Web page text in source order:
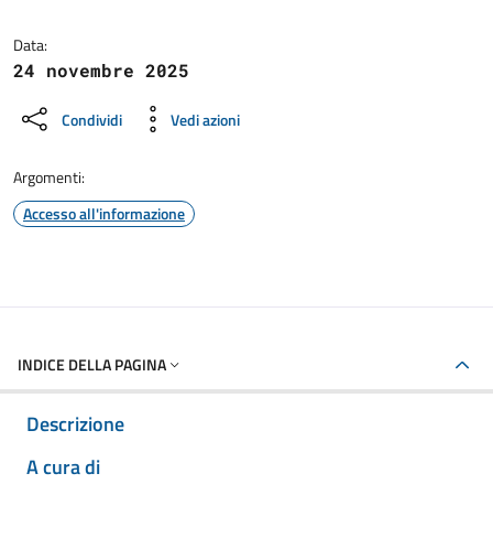
Data:
24 novembre 2025
Condividi Vedi azioni
Argomenti:
Accesso all'informazione
INDICE DELLA PAGINA
Descrizione
A cura di